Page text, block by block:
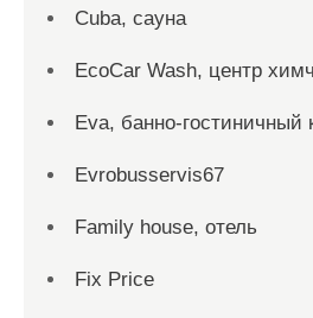
Cuba, сауна
EcoCar Wash, центр
Eva, банно-гостиничный
Evrobusservis67
Family house, отель
Fix Price